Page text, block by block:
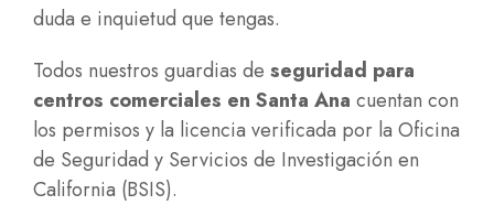
duda e inquietud que tengas.
Todos nuestros guardias de seguridad para
centros comerciales en Santa Ana cuentan con
los permisos y la licencia verificada por la Oficina
de Seguridad y Servicios de Investigación en
California (BSIS).